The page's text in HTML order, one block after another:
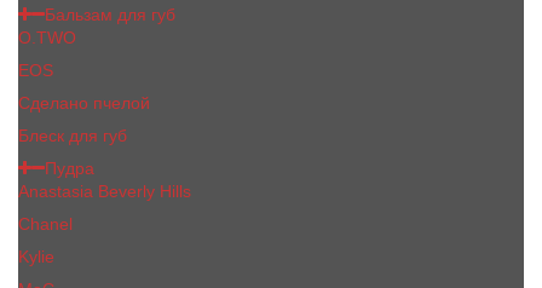
Бальзам для губ
O.TWO
EOS
Сделано пчелой
Блеск для губ
Пудра
Anastasia Beverly Hills
Chanel
Kylie